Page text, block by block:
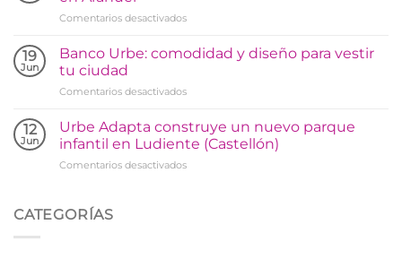
Comentarios desactivadosen
Adapta
parque
en
Arañuel
19
Jun
Banco Urbe: comodidad y diseño para vestir
tu ciudad
Comentarios desactivadosen
Urbe:
comodidad
y
diseño
12
Jun
Urbe Adapta construye un nuevo parque
infantil en Ludiente (Castellón)
Comentarios desactivadosen
CATEGORÍAS